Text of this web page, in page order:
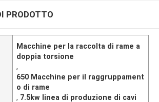
PRODOTTO
Macchine per la raccolta di rame a
doppia torsione
,
650 Macchine per il raggruppament
o di rame
, 7.5kw linea di produzione di cavi